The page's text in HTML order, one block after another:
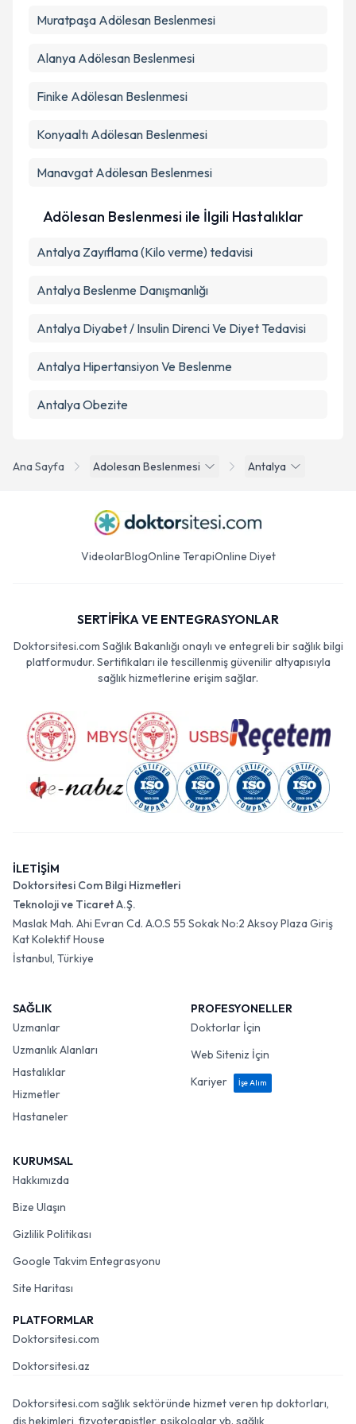
Metni'ni okudum ve kişisel verilerimin belirtilen
Ana Sayfa Adolesan Beslenmesi Antalya
Muratpaşa Adölesan Beslenmesi
Alanya Adölesan Beslenmesi
Finike Adölesan Beslenmesi
Konyaaltı Adölesan Beslenmesi
Manavgat Adölesan Beslenmesi
Adölesan Beslenmesi ile İlgili Hastalıklar
Antalya Zayıflama (Kilo verme) tedavisi
Antalya Beslenme Danışmanlığı
Antalya Diyabet / Insulin Direnci Ve Diyet Tedavisi
Antalya Hipertansiyon Ve Beslenme
Antalya Obezite
VideolarBlogOnline TerapiOnline Diyet
SERTİFİKA VE ENTEGRASYONLAR
Doktorsitesi.com Sağlık Bakanlığı onaylı ve entegreli bir sağlık bilgi
platformudur. Sertifikaları ile tescillenmiş güvenilir altyapısıyla
sağlık hizmetlerine erişim sağlar.
İLETİŞİM
Doktorsitesi Com Bilgi Hizmetleri
Teknoloji ve Ticaret A.Ş.
Maslak Mah. Ahi Evran Cd. A.O.S 55 Sokak No:2 Aksoy Plaza Giriş
Kat Kolektif House
İstanbul, Türkiye
SAĞLIK
Uzmanlar
Uzmanlık Alanları
Hastalıklar
Hizmetler
Hastaneler
PROFESYONELLER
Doktorlar İçin
Web Siteniz İçin
Kariyer
İşe Alım
KURUMSAL
Hakkımızda
Bize Ulaşın
Gizlilik Politikası
Google Takvim Entegrasyonu
Site Haritası
PLATFORMLAR
Doktorsitesi.com
Doktorsitesi.az
Doktorsitesi.com sağlık sektöründe hizmet veren tıp doktorları,
diş hekimleri, fizyoterapistler, psikologlar vb. sağlık